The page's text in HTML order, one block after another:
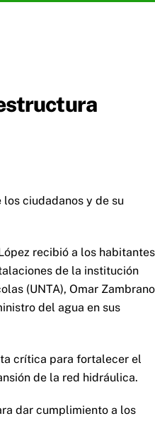
ciudadanos y de su
recibió a los habitantes
de la institución
(UNTA), Omar Zambrano
del agua en sus
crítica para fortalecer el
de la red hidráulica.
dar cumplimiento a los